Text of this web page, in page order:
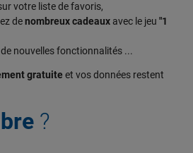
votre liste de favoris,
denombreux cadeauxavec le jeu "1
nouvelles fonctionnalités ...
gratuite et vos données restent
?